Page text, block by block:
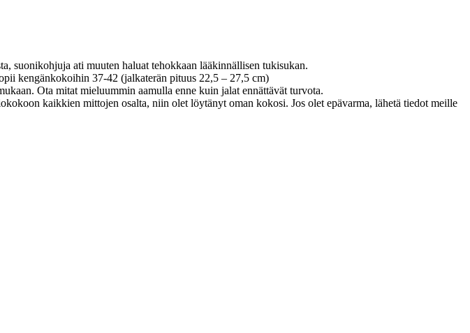
suonikohjuja ati muuten haluat tehokkaan lääkinnällisen tukisukan.
kengänkokoihin 37-42 (jalkaterän pituus 22,5 – 27,5 cm)
Ota mitat mieluummin aamulla enne kuin jalat ennättävät turvota.
kaikkien mittojen osalta, niin olet löytänyt oman kokosi. Jos olet epävarma, lähetä tiedot meille